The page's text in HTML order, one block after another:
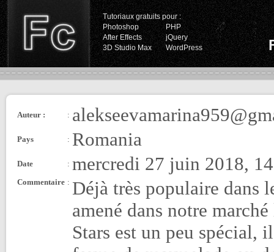
Tutoriaux gratuits pour :
Photoshop
PHP
After Effects
jQuery
3D Studio Max
WordPress
Auteur : :
Pays : Romania
Date : mercredi 27 juin 2018,
Commentaire : Déjà très populaire dans
amené dans notre
Stars est un peu spécial,